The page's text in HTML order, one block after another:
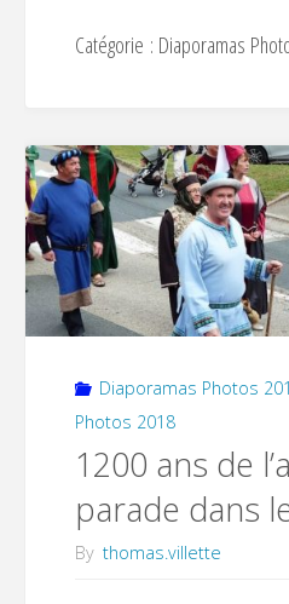
Catégorie : Diaporamas
Diaporamas Photos
Photos 2018
1200 ans de
parade dans
By thomas.villette